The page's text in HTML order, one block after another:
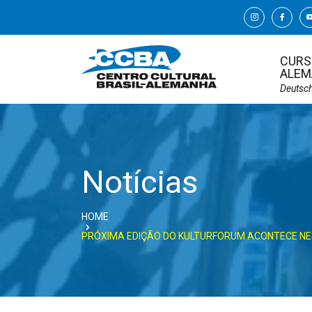
Notícias
HOME
PRÓXIMA EDIÇÃO DO KULTURFORUM ACONTECE